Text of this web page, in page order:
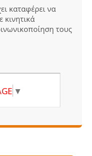
καταφέρει να
κινητικά
τους
▼